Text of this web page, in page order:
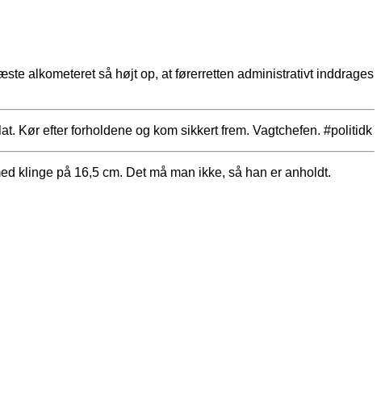
alkometeret så højt op, at førerretten administrativt inddrages
Kør efter forholdene og kom sikkert frem. Vagtchefen. #politidk
klinge på 16,5 cm. Det må man ikke, så han er anholdt.